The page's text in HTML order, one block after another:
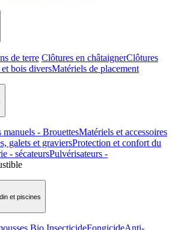
de terre Clôtures en châtaignerClôtures
bois diversMatériels de placement
manuels - BrouettesMatériels et accessoires
galets et graviersProtection et confort du
- sécateursPulvérisateurs -
et piscines